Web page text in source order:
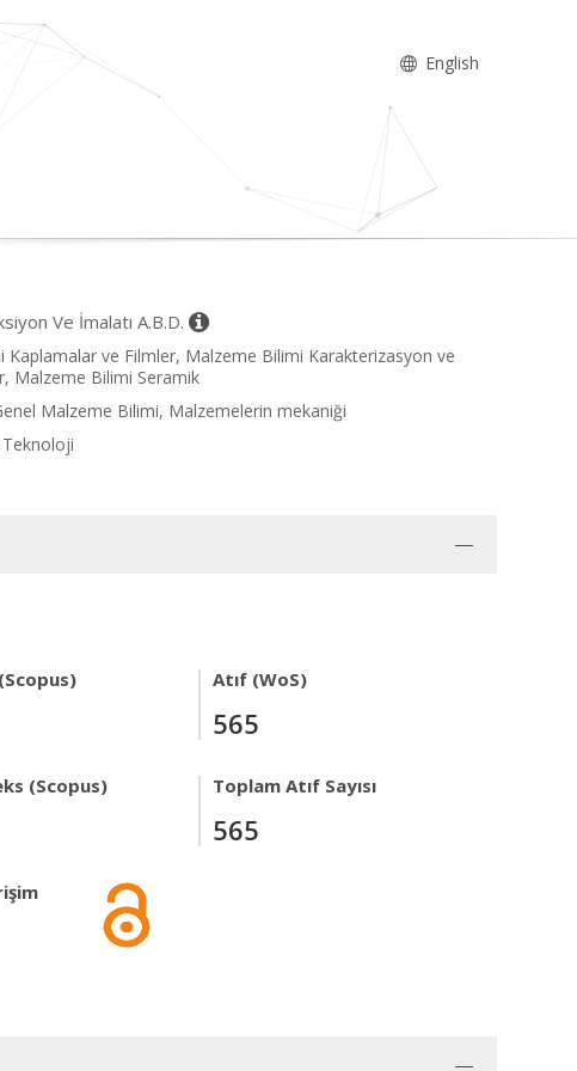
English
Ve İmalatı A.B.D.
ve Filmler, Malzeme Bilimi Karakterizasyon ve
Malzeme Bilimi Seramik
Malzeme Bilimi, Malzemelerin mekaniği
Atıf (WoS)
565
(Scopus) Toplam Atıf Sayısı
565